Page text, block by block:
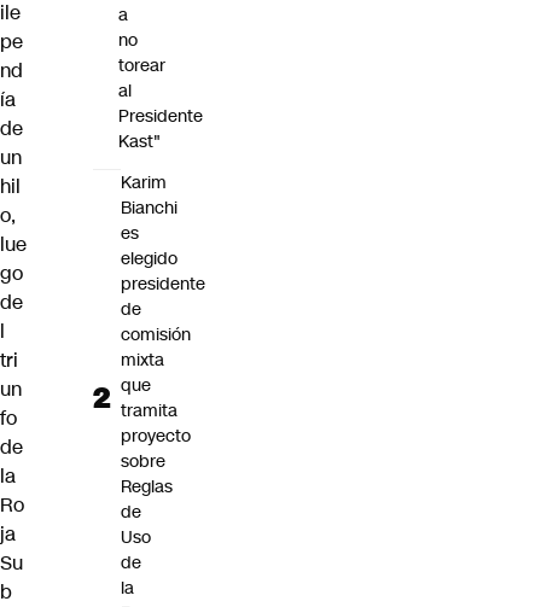
ile
pe
nd
ía
de
un
hil
o,
lue
go
de
l
tri
un
fo
de
la
Ro
ja
Su
b
a
no
torear
al
Presidente
Kast"
Karim
Bianchi
es
elegido
presidente
de
comisión
mixta
que
tramita
proyecto
sobre
Reglas
de
Uso
de
la